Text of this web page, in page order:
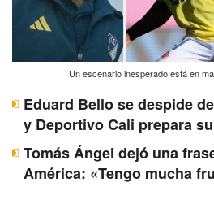
Un escenario inesperado está en
Eduard Bello se despide
y Deportivo Cali prepara
Tomás Ángel dejó una
América: «Tengo mucha